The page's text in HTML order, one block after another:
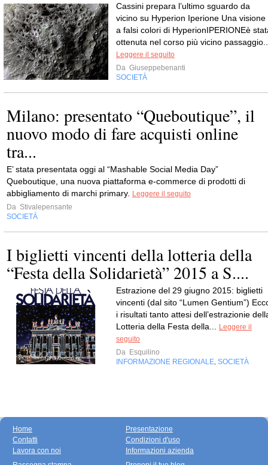
Cassini prepara l’ultimo sguardo da
vicino su Hyperion Iperione Una visione
a falsi colori di HyperionIPERIONEè
ottenuta nel corso più vicino
Leggere il seguito
Da Giuseppebenanti
SOCIETÀ
Milano: presentato “Queboutique”, il
nuovo modo di fare acquisti online
tra...
E’ stata presentata oggi al “Mashable Social Media Day”
Queboutique, una nuova piattaforma e-commerce di prodotti di
abbigliamento di marchi primary.
Leggere il seguito
Da Stivalepensante
SOCIETÀ
I biglietti vincenti della lotteria della
“Festa della Solidarietà” 2015 a S....
Estrazione del 29 giugno 2015: biglietti
vincenti (dal sito “Lumen Gentium”)
i risultati tanto attesi dell’estrazionie
Lotteria della Festa della...
Leggere il
seguito
Da Esquilino
INFORMAZIONE REGIONALE SOCIETÀ
Home
Contatti
Lavora con noi
Presentazione
Condizioni d'uso
Informazioni azienda